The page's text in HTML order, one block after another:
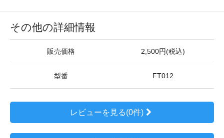
その他の詳細情報
販売価格 2,500円(税込)
型番 FT012
レビューを見る(0件)